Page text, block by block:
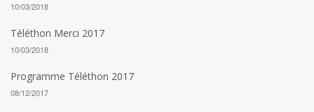
10/03/2018
Téléthon Merci 2017
10/03/2018
Programme Téléthon 2017
08/12/2017